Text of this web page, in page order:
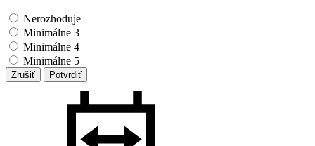
Nerozhoduje
Minimálne 3
Minimálne 4
Minimálne 5
Zrušiť Potvrdiť